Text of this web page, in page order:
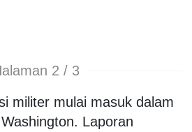
2 / 3
militer mulai masuk dalam
Laporan